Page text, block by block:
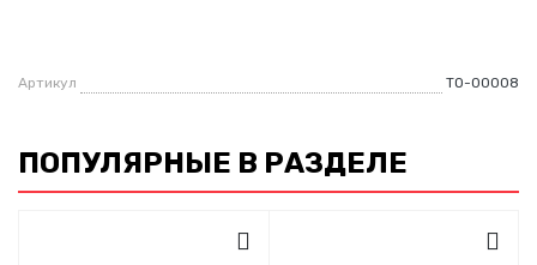
Артикул ТО-00008
ПОПУЛЯРНЫЕ В РАЗДЕЛЕ